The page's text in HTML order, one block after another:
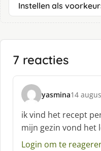
Instellen als
7 reacties
yasmina
s
c
h
r
e
14
ik vind het recept
mijn gezin vond het
Login om te